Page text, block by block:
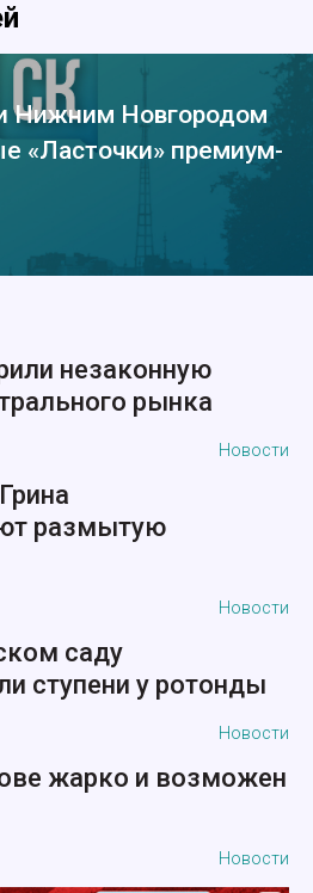
Нижним Новгородом
«Ласточки» премиум-
незаконную
рынка
Новости
размытую
Новости
саду
ступени у ротонды
Новости
жарко и возможен
Новости